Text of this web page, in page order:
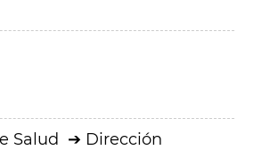
Salud
Dirección